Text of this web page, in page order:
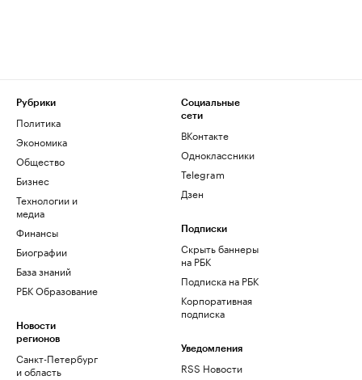
Рубрики
Политика
Экономика
Общество
Бизнес
Технологии и
медиа
Финансы
Биографии
База знаний
РБК Образование
Новости
регионов
Санкт-Петербург
и область
Социальные
сети
ВКонтакте
Одноклассники
Telegram
Дзен
Подписки
Скрыть баннеры
на РБК
Подписка на РБК
Корпоративная
подписка
Уведомления
RSS Новости